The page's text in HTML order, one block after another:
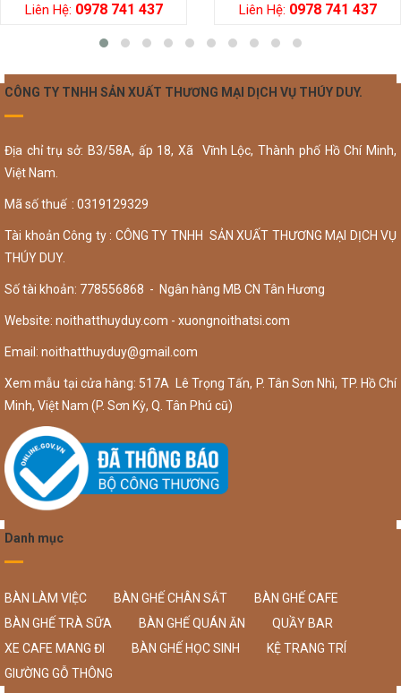
Liên Hệ: 0978 741 437 Liên Hệ: 0978 741 437
CÔNG TY TNHH SẢN XUẤT THƯƠNG MẠI DỊCH VỤ THÚY DUY.
Địa chỉ trụ sở: B3/58A, ấp 18, Xã Vĩnh Lộc, Thành phố Hồ Chí Minh,
Việt Nam.
Mã số thuế : 0319129329
Tài khoản Công ty : CÔNG TY TNHH SẢN XUẤT THƯƠNG MẠI DỊCH VỤ
THÚY DUY.
Số tài khoản: 778556868 - Ngân hàng MB CN Tân Hương
Website: noithatthuyduy.com - xuongnoithatsi.com
Email: noithatthuyduy@gmail.com
Xem mẫu tại cửa hàng: 517A Lê Trọng Tấn, P. Tân Sơn Nhì, TP. Hồ Chí
Minh, Việt Nam (P. Sơn Kỳ, Q. Tân Phú cũ)
Danh mục
BÀN LÀM VIỆC BÀN GHẾ CHÂN SẮT
BÀN GHẾ CAFE
BÀN GHẾ TRÀ SỮA
BÀN GHẾ QUÁN ĂN
QUẦY BAR
XE CAFE MANG ĐI
BÀN GHẾ HỌC SINH
KỆ TRANG TRÍ
GIƯỜNG GỖ THÔNG